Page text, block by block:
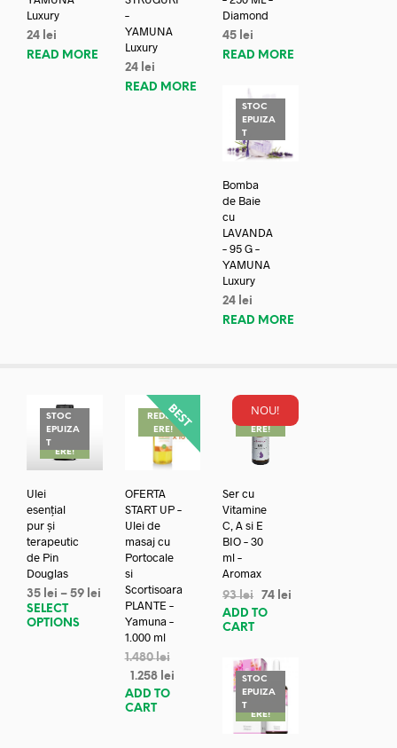
Luxury
24 lei
READ MORE
–
YAMUNA
Luxury
24 lei
READ MORE
Diamond
45 lei
READ MORE
STOC
EPUIZA
T
Bomba
de Baie
cu
LAVANDA
– 95 G –
YAMUNA
Luxury
24 lei
READ MORE
STOC
EPUIZA
TREDUC
ERE!
Ulei
esențial
pur și
terapeutic
de Pin
Douglas
35 lei – 59 lei
SELECT
OPTIONS
REDUC
ERE!
OFERTA
START UP –
Ulei de
masaj cu
Portocale
si
Scortisoara
PLANTE –
Yamuna –
1.000 ml
1.480lei
1.258 lei
ADD TO
CART
NOU!
REDUC
ERE!
Ser cu
Vitamine
C, A si E
BIO – 30
ml –
Aromax
93lei 74 lei
ADD TO
CART
STOC
EPUIZA
TREDUC
ERE!